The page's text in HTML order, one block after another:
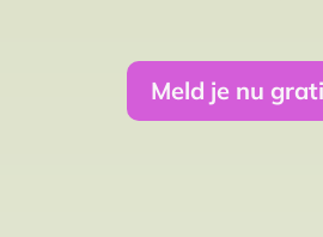
Meld je nu